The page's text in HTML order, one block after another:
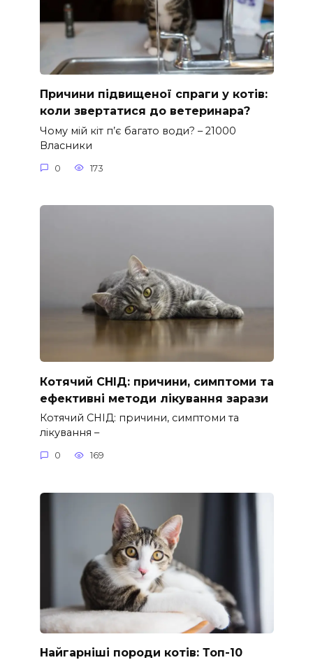
Причини підвищеної спраги у котів:
коли звертатися до ветеринара?
Чому мій кіт п’є багато води? – 21000
Власники
0 173
Котячий СНІД: причини, симптоми та
ефективні методи лікування зарази
Котячий СНІД: причини, симптоми та
лікування –
0 169
Найгарніші породи котів: Топ-10